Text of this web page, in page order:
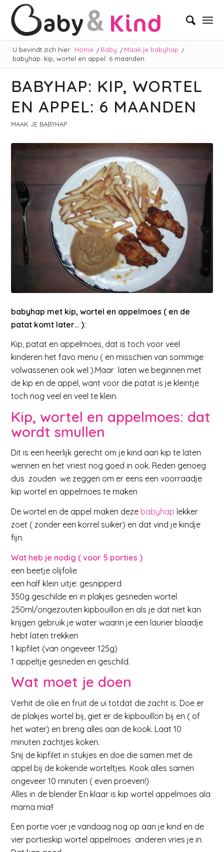
U bevindt zich hier: Home / Baby / Maak je babyhap /
babyhap: kip, wortel en appel: 6 maanden
BABYHAP: KIP, WORTEL
EN APPEL: 6 MAANDEN
MAAK JE BABYHAP
babyhap met kip, wortel en appelmoes ( en de
patat komt later… ):
Kip, patat en appelmoes, dat is toch voor veel
kinderen het favo menu ( en misschien van sommige
volwassenen ook wel ).Maar laten we beginnen met
de kip en de appel, want voor die patat is je kleintje
toch nog veel en veel te klein.
Kip, wortel en appelmoes: dat
wordt smullen
Dit is een heerlijk gerecht om je kind aan kip te laten
wennen en het vriest nog goed in ook. Reden genoeg
dus zouden we zeggen om er eens een voorraadje
kip wortel en appelmoes te maken
De wortel en de appel maken deze babyhap lekker
zoet ( zonder een korrel suiker) en dat vind je kindje
fijn.
Wat heb je nodig ( voor 5 porties )
een beetje olijfolie
een half klein uitje: gesnipperd
350g geschilde en in plakjes gesneden wortel
250ml/ongezouten kipbouillon en als je dat niet kan
krijgen gebruik je water waarin je een laurier blaadje
hebt laten trekken
1 kipfilet (van ongeveer 125g)
1 appeltje gesneden en geschild.
Wat moet je doen
Verhit de olie en fruit de ui totdat die zacht is. Doe er
de plakjes wortel bij, giet er de kipbouillon bij en ( of
het water) en breng alles aan de kook. Laat 10
minuten zachtjes koken.
Snij de kipfilet in stukjes en doe die samen met de
appel bij de kokende worteltjes. Kook alles samen
ongeveer 10 minuten ( even proeven!)
Alles in de blender En klaar is kip wortel appelmoes ala
mama mia!!
Een portie voer je vandaag nog op aan je kind en de
vier portieskip wortel appelmoes anderen vries je in.